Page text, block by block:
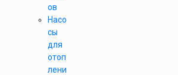
ов
Насо
сы
для
отоп
лени